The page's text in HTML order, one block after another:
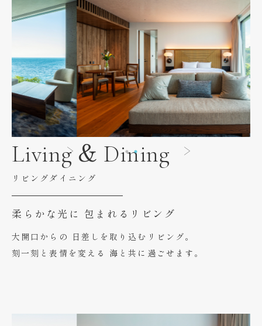
Living & Dining
リビングダイニング
柔らかな光に 包まれるリビング
大開口からの 日差しを取り込むリビング。
刻一刻と表情を変える 海と共に過ごせます。